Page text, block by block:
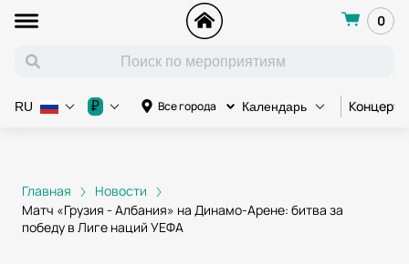
0
Все города Календарь Концерт
RU ₽
Главная
Новости
Матч «Грузия - Албания» на Динамо-Арене: битва за
победу в Лиге наций УЕФА